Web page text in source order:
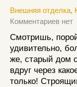
Внешняя отделка,
Комментариев нет
Смотришь,
удивительно,
же, старый дом
вдруг через
только!